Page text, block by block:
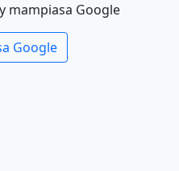
mampiasa Google
Google